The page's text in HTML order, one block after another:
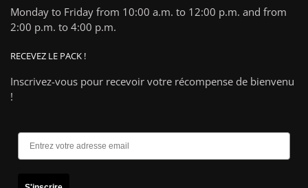
Monday to Friday from 10:00 a.m. to 12:00 p.m. and from
2:00 p.m. to 4:00 p.m.
RECEVEZ LE PACK !
Inscrivez-vous pour recevoir votre récompense de bienvenu
!